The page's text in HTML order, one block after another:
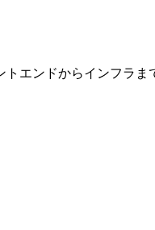
エンドからインフラ